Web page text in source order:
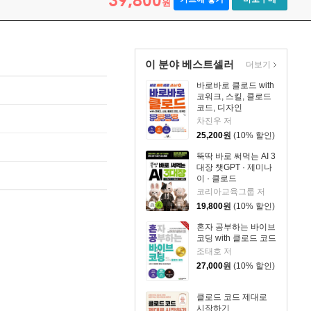
원
이 분야 베스트셀러
바로바로 클로드 with
코워크, 스킬, 클로드
코드, 디자인
차진우 저
25,200원 (10% 할인)
뚝딱 바로 써먹는 AI 3
대장 챗GPT · 제미나
이 · 클로드
코리아교육그룹 저
19,800원 (10% 할인)
혼자 공부하는 바이브
코딩 with 클로드 코드
조태호 저
27,000원 (10% 할인)
클로드 코드 제대로
시작하기
더보기